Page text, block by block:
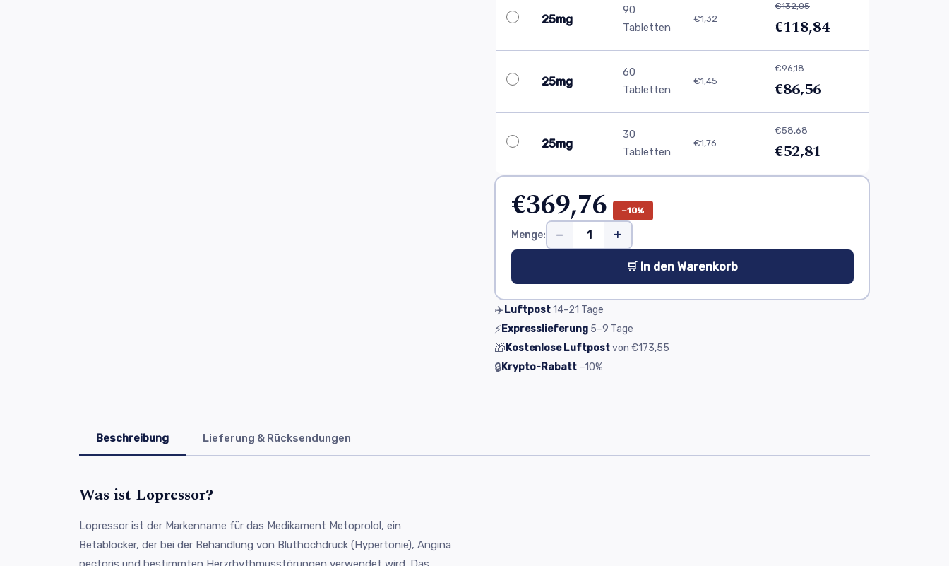
25mg
90
Tabletten
€1,32
€132,05
€118,84
25mg
60
Tabletten
€1,45
€96,18
€86,56
25mg
30
Tabletten
€1,76
€58,68
€52,81
€369,76 −10%
Menge: − +
🛒 In den Warenkorb
✈️Luftpost14–21 Tage
⚡Expresslieferung 5–9 Tage
🎁Kostenlose Luftpostvon €173,55
🔒Krypto-Rabatt −10%
Beschreibung Lieferung & Rücksendungen
Was ist Lopressor?
Lopressor ist der Markenname für das Medikament Metoprolol, ein
Betablocker, der bei der Behandlung von Bluthochdruck (Hypertonie), Angina